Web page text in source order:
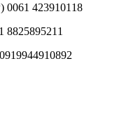
0061 423910118
8825895211